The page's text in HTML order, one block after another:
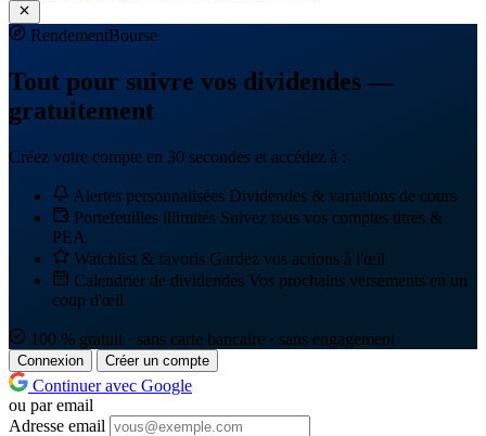
RendementBourse
Tout pour suivre vos dividendes —
gratuitement
Créez votre compte en 30 secondes et accédez à :
Alertes personnalisées Dividendes & variations de cours
Portefeuilles illimités Suivez tous vos comptes titres &
PEA
Watchlist & favoris Gardez vos actions à l'œil
Calendrier de dividendes Vos prochains versements en un
coup d'œil
100 % gratuit · sans carte bancaire · sans engagement
Connexion Créer un compte
Continuer avec Google
ou par email
Adresse email